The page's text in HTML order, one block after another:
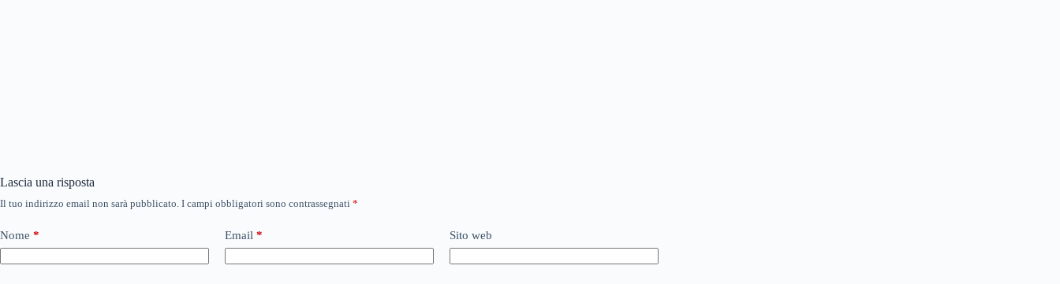
Lascia una risposta
Il tuo indirizzo email non sarà pubblicato. I campi obbligatori sono contrassegnati *
Nome * Email * Sito web